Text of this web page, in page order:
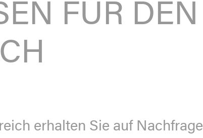
FÜR DEN
erhalten Sie auf Nachfrage